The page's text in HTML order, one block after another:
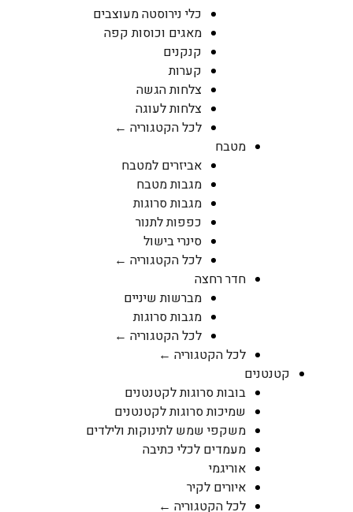
כלי נירוסטה מעוצבים
מאגים וכוסות קפה
קנקנים
קערות
צלחות הגשה
צלחות לעוגה
לכל הקטגוריה ←
מטבח
אביזרים למטבח
מגבות מטבח
מגבות סרוגות
כפפות לתנור
סינרי בישול
לכל הקטגוריה ←
חדר רחצה
מברשות שיניים
מגבות סרוגות
לכל הקטגוריה ←
לכל הקטגוריה ←
קטנטנים
בובות סרוגות לקטנטנים
שמיכות סרוגות לקטנטנים
משקפי שמש לתינוקות ולילדים
מעמדים לכלי כתיבה
אוריגמי
איורים לקיר
לכל הקטגוריה ←